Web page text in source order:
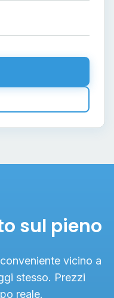
sul pieno
vicino a
stesso. Prezzi
reale.